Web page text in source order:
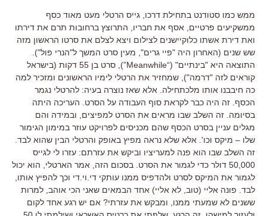
ממש כמו סטודנט בתחילת דרכו, גייס הרטלי מעט מאוד כסף
ממשקיעים פרטיים, אסף את חבריו, התרוצץ ברחובות תרם את דירתו
ואת דירת אשתו כלוקיישנים לצילום ויצא לצלם את סרטו הראשון מזה
שש שנים (האחרון היה "פיי גרים", מעין סרט המשך ל"הנרי פול").
התוצאה היא "בינתיים" (“Meanwhile”), סרט בן 55 דקות (בישראל
קוראים לזה "דרמה"), שמחזיר את הרטלי לימיו הראשונים ומזכיר למה
כה חיבבנו אותו מלכתחילה. אלא שאז נוצרה בעיה: להרטלי נגמר
הכסף. זה היה כבר לקראת סוף העבודה על הסרט. העריכה היתה
בסיומה. זה השלב שבו מראים את הסרט למפיצים, ובמידה והם
מגלים עניין בסרט הכסף שהם מכניסים לפרויקט עוזר במימון הגימור
שלו – מיקס וכו'. אלא שלא נראה מפיץ באופק והרטלי הבין שהוא לבד.
זה השלב שבו הוא פנה למעריציו וביקש את עזרתם: עזרו לי לגייס
50,000 דולר כדי לגמור את הסרט. בסכום הזה, אמר הארטלי, הוא יכול
לגמור את המיקס לסרט ולהדפיס ממנו עותקי די.וי.די וכך להפיץ אותו,
לבד. פונה אליי (טוב, לא אליי) אחד הבמאים שאני הכי אוהב, למרות
ששנים לא שמעתי ממנו, ומבקש את עזרתי? אם יש רגע אחד לקום